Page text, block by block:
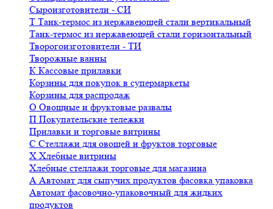
Сыроизготовители - СИ
Т Танк-термос из нержавеющей стали вертикальный
Танк-термос из нержавеющей стали горизонтальный
Творогоизготовители - ТИ
Творожные ванны
К Кассовые прилавки
Корзины для покупок в супермаркеты
Корзины для распродаж
О Овощные и фруктовые развалы
П Покупательские тележки
Прилавки и торговые витрины
С Стеллажи для овощей и фруктов торговые
Х Хлебные витрины
Хлебные стеллажи торговые для магазина
А Автомат для сыпучих продуктов фасовка упаковка
Автомат фасовочно-упаковочный для жидких
продуктов